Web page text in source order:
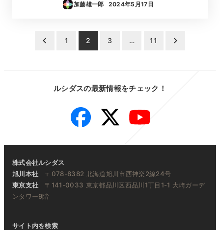
加藤雄一郎
投稿日
2024年5月17日
り
1 2 3 … 11
ルシダスの最新情報をチェック！
Facebook Twitter YouTube
株式会社ルシダス
旭川本社 〒078-8382 北海道旭川市西神楽2線24号
東京支社 〒141-0033 東京都品川区西品川1丁目1-1 大崎ガーデ
ンタワー9階
サイト内を検索